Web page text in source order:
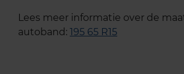
Lees meer informatie over de
autoband: 195 65 R15